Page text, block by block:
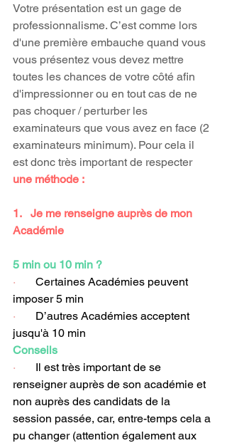
Votre présentation est un gage de
professionnalisme. C’est comme lors
d'une première embauche quand vous
vous présentez vous devez mettre
toutes les chances de votre côté afin
d'impressionner ou en tout cas de ne
pas choquer / perturber les
examinateurs que vous avez en face (2
examinateurs minimum). Pour cela il
est donc très important de respecter
une méthode :
1.   Je me renseigne auprès de mon
Académie
5 min ou 10 min ?
· Certaines Académies peuvent
imposer 5 min
· D’autres Académies acceptent
jusqu'à 10 min
Conseils
· Il est très important de se
renseigner auprès de son académie et
non auprès des candidats de la
session passée, car, entre-temps cela a
pu changer (attention également aux